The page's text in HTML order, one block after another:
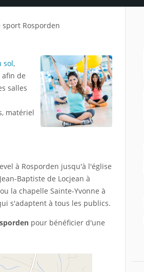
sport Rosporden
sol,
afin de
salles
matériel
à Rosporden jusqu'à l'église
Baptiste de Locjean à
la chapelle Sainte-Yvonne à
s'adaptent à tous les publics.
pour bénéficier d'une